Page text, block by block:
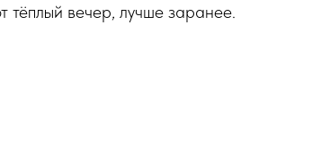
тёплый вечер, лучше заранее.